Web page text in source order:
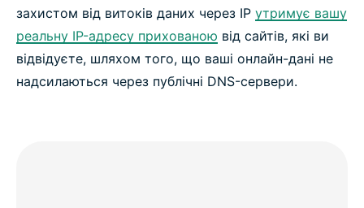
захистом від витоків даних через IP утримує вашу
реальну IP-адресу прихованою від сайтів, які ви
відвідуєте, шляхом того, що ваші онлайн-дані не
надсилаються через публічні DNS-сервери.